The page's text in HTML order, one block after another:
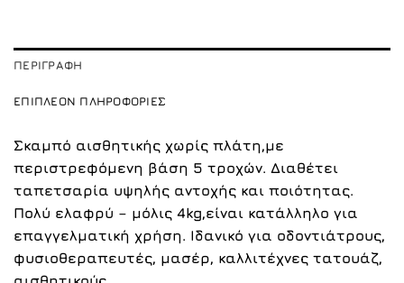
ΠΕΡΙΓΡΑΦΉ
ΕΠΙΠΛΈΟΝ ΠΛΗΡΟΦΟΡΊΕΣ
Σκαμπό αισθητικής χωρίς πλάτη,με
περιστρεφόμενη βάση 5 τροχών. Διαθέτει
ταπετσαρία υψηλής αντοχής και ποιότητας.
Πολύ ελαφρύ – μόλις 4kg,είναι κατάλληλο για
επαγγελματική χρήση. Ιδανικό για οδοντιάτρους,
φυσιοθεραπευτές, μασέρ, καλλιτέχνες τατουάζ,